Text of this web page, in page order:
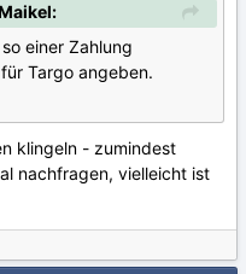
einer Zahlung
Targo angeben.
klingeln - zumindest
nachfragen, vielleicht ist